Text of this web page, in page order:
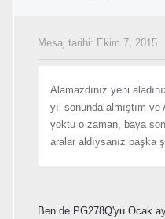
Mesaj tarihi: Ekim 7, 2015
Alamazdınız yeni
yıl sonunda almıştım
yoktu o zaman, baya
aralar aldıysanız başka
Ben de PG278Q'yu Ocak